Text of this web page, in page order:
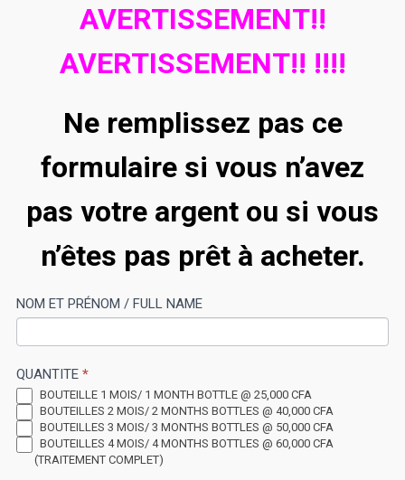
AVERTISSEMENT!!
AVERTISSEMENT!! !!!!
Ne remplissez pas ce
formulaire si vous n’avez
pas votre argent ou si vous
n’êtes pas prêt à acheter.
CAM
LKC
NOM ET PRÉNOM / FULL NAME
QUANTITE *
BOUTEILLE 1 MOIS/ 1 MONTH BOTTLE @ 25,000 CFA
BOUTEILLES 2 MOIS/ 2 MONTHS BOTTLES @ 40,000 CFA
BOUTEILLES 3 MOIS/ 3 MONTHS BOTTLES @ 50,000 CFA
BOUTEILLES 4 MOIS/ 4 MONTHS BOTTLES @ 60,000 CFA
(TRAITEMENT COMPLET)
If
are
human,
leave
this
field
blank.